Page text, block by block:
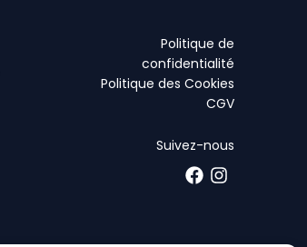
Politique de
confidentialité
Politique des Cookies
CGV
Suivez-nous